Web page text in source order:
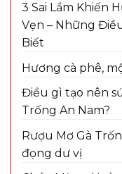
3 Sai Lầm Khiến
Vẹn – Những
Biết
Hương cà phê,
Điều gì tạo nên
Trống An Nam?
Rượu Mơ Gà
đọng dư vị